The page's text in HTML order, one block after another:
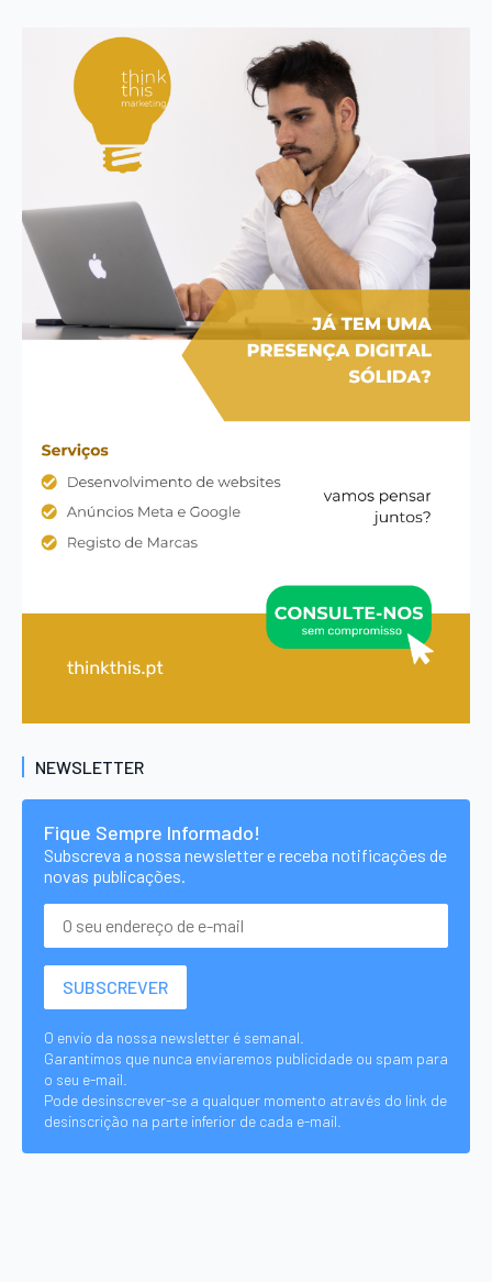
NEWSLETTER
Fique Sempre Informado!
Subscreva a nossa newsletter e receba notificações de
novas publicações.
O envio da nossa newsletter é semanal.
Garantimos que nunca enviaremos publicidade ou spam para
o seu e-mail.
Pode desinscrever-se a qualquer momento através do link de
desinscrição na parte inferior de cada e-mail.